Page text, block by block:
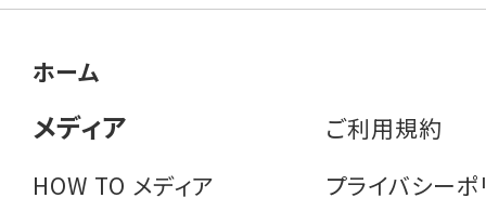
ホーム
メディア
HOW TO メディア
ご利用規約
プライバシー